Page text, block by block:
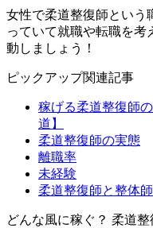
女性で柔道整復師という
っていて就職や転職を考
動しましょう！
ピックアップ関連記事
稼げる柔道整復師
道】
柔道整復師の実態
離職率
未経験
柔道整復師と整体
どんな風に稼ぐ？ 柔道整